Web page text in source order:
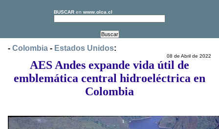
BUSCAR en www.olca.cl
- Colombia - Estados Unidos:
08 de Abril de 2022
AES Andes expande vida útil de
emblemática central hidroeléctrica en
Colombia